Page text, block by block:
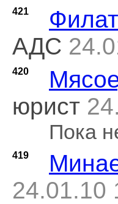
421
АДС
420
юрист
Пока
419
24.01.10